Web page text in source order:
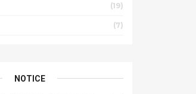
(19)
(7)
NOTICE